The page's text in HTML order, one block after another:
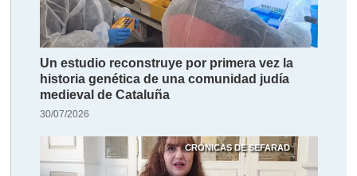
Un estudio reconstruye por primera vez la
historia genética de una comunidad judía
medieval de Cataluña
30/07/2026
CRÓNICAS DE SEFARAD